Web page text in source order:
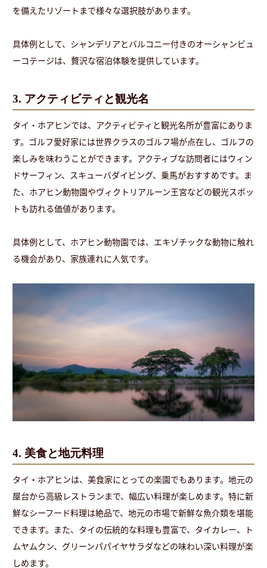
を備えたリゾートまで様々な選択肢があります。
具体例として、シャンデリアとバルコニー付きのオーシャンビュ
ーコテージは、贅沢な宿泊体験を提供しています。
3. アクティビティと観光名
タイ・ホアヒンでは、アクティビティと観光名所が豊富にありま
す。ゴルフ愛好家には世界クラスのゴルフ場が点在し、ゴルフの
楽しみを味わうことができます。アクティブな訪問者にはウィン
ドサーフィン、スキューバダイビング、乗馬がおすすめです。ま
た、ホアヒン動物園やヴィクトリアルーン王宮などの観光スポッ
トも訪れる価値があります。
具体例として、ホアヒン動物園では、エキゾチックな動物に触れ
る機会があり、家族連れに人気です。
4. 美食と地元料理
タイ・ホアヒンは、美食家にとっての楽園でもあります。地元の
屋台から高級レストランまで、幅広い料理が楽しめます。特に新
鮮なシーフード料理は絶品で、地元の市場で新鮮な魚介類を堪能
できます。また、タイの伝統的な料理も豊富で、タイカレー、ト
ムヤムクン、グリーンパパイヤサラダなどの味わい深い料理が楽
しめます。